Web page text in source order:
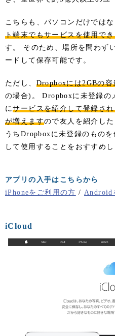
こちらも、パソコンだけではな
ト端末でもサービスを使用で
す。 そのため、場所を問わず
ードして保存可能です。
ただし、 Dropboxには2GBの容
の場合)。 Dropboxに未登録の
にサービスを紹介して登録さ
が増えますので友人を紹介し
うちDropboxに未登録のもの
して使用することをおすすめし
アプリの入手はこちらから
iPhoneをご利用の方 /Android
iCloud